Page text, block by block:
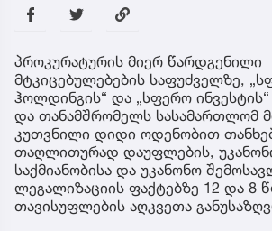
პროკურატურის მიერ წარდგენილი
მტკიცებულებების საფუძველზე,
ჰოლდინგის“ და „სფერო
და თანამშრომელს სასამართლომ
კუთვნილი დიდი ოდენობით
თაღლითურად დაუფლების,
საქმიანობისა და უკანონო
ლეგალიზაციის ფაქტებზე 12 და 8
თავისუფლების აღკვეთა